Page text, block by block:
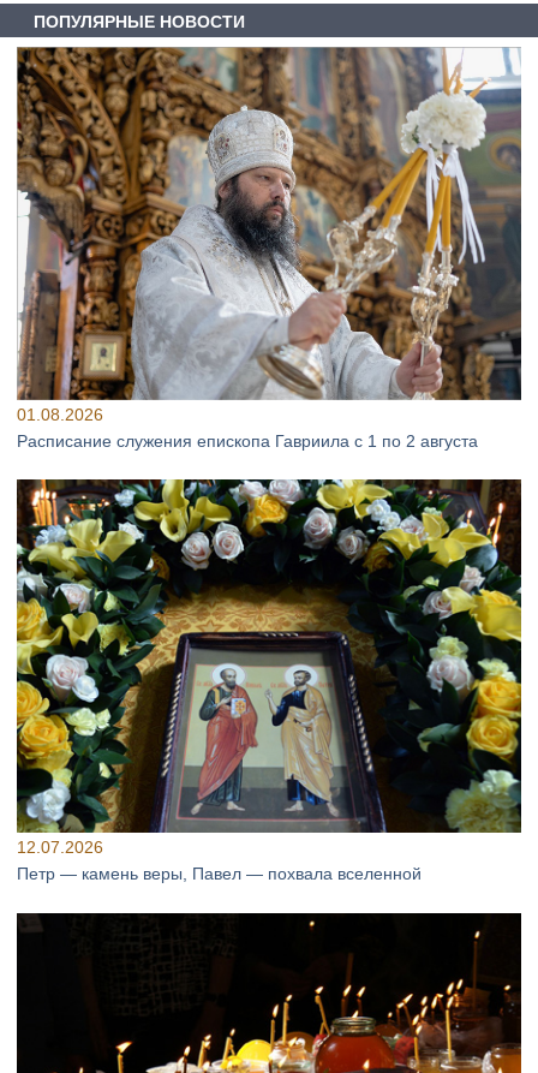
ПОПУЛЯРНЫЕ НОВОСТИ
01.08.2026
Расписание служения епископа Гавриила с 1 по 2 августа
12.07.2026
Петр — камень веры, Павел — похвала вселенной